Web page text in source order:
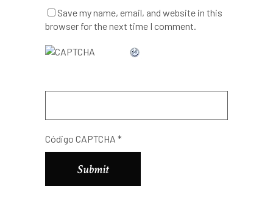
Save my name, email, and website in this
browser for the next time I comment.
Código CAPTCHA *